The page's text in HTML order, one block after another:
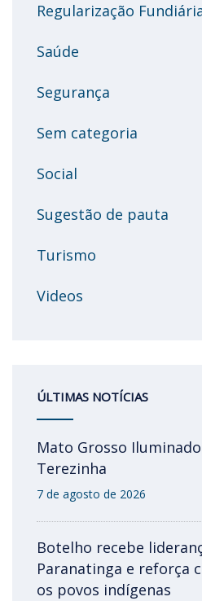
Regularização
Saúde
Segurança
Sem categoria
Social
Sugestão de pauta
Turismo
Videos
ÚLTIMAS NOTÍCIAS
Mato Grosso
Terezinha
7 de agosto de 2026
Botelho recebe
Paranatinga e reforça
os povos indígenas